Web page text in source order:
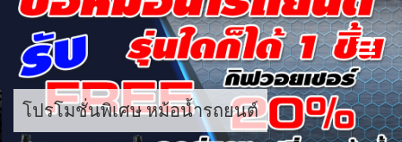
Skip
content
โปรโมชั่นพิเศษ หม้อน้ำรถยนต์